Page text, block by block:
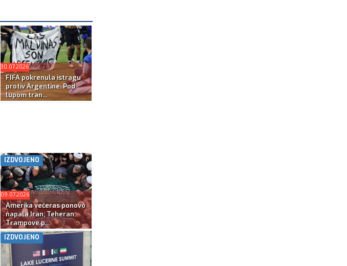
30.07.2026
FIFA pokrenula istragu
protiv Argentine: Pod
lupom tran...
IZDVOJENO
09.07.2026
Amerika večeras ponovo
napala Iran; Teheran:
Trampove p...
IZDVOJENO